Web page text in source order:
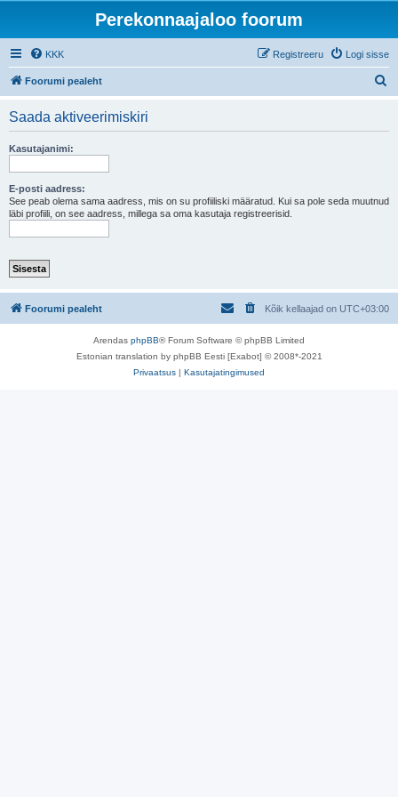
Perekonnaajaloo foorum
KKK Logi sisse
Registreeru
Foorumi pealeht
Saada aktiveerimiskiri
Kasutajanimi:
E-posti aadress:
See peab olema sama aadress, mis on su profiiliski määratud. Kui sa pole seda muutnud
läbi profiili, on see aadress, millega sa oma kasutaja registreerisid.
Foorumi pealeht Kõik kellaajad on UTC+03:00
Arendas phpBB® Forum Software © phpBB Limited
Estonian translation by phpBB Eesti [Exabot] © 2008*-2021
Privaatsus | Kasutajatingimused